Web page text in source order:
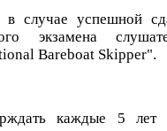
в случае успешной
экзамена
Bareboat Skipper".
каждые 5 лет